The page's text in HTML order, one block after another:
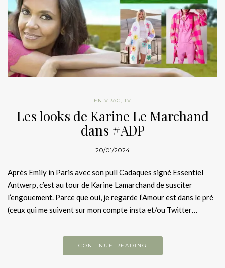
EN VRAC, TV
Les looks de Karine Le Marchand
dans #ADP
20/01/2024
Après Emily in Paris avec son pull Cadaques signé Essentiel
Antwerp, c’est au tour de Karine Lamarchand de susciter
l’engouement. Parce que oui, je regarde l’Amour est dans le pré
(ceux qui me suivent sur mon compte insta et/ou Twitter…
CONTINUE READING